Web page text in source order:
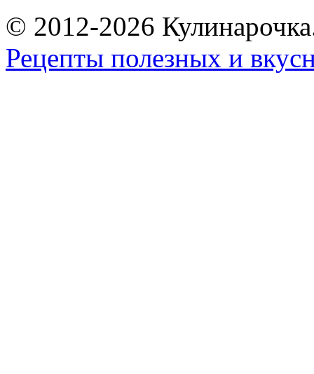
© 2012-2026
Рецепты полезных и